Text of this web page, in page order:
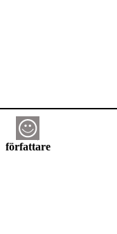
författare